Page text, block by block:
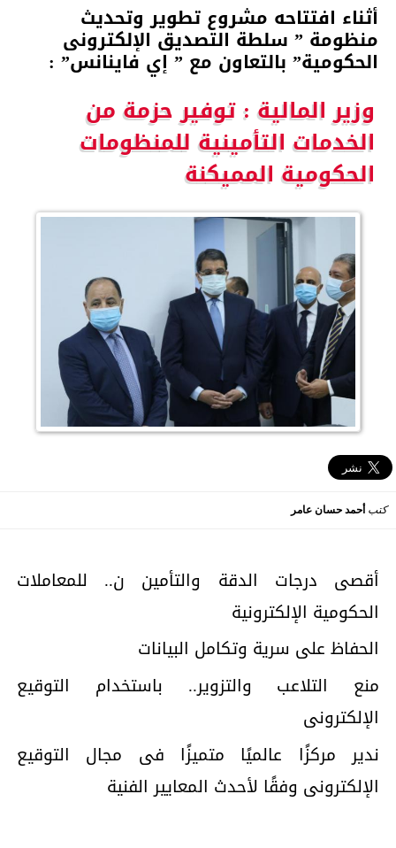
أثناء افتتاحه مشروع تطوير وتحديث
منظومة ” سلطة التصديق الإلكترونى
الحكومية” بالتعاون مع ” إي فاينانس” :
وزير المالية : توفير حزمة من
الخدمات التأمينية للمنظومات
الحكومية المميكنة
كتب أحمد حسان عامر
أقصى درجات الدقة والتأمين ن.. للمعاملات
الحكومية الإلكترونية
الحفاظ على سرية وتكامل البيانات
منع التلاعب والتزوير.. باستخدام التوقيع
الإلكترونى
ندير مركزًا عالميًا متميزًا فى مجال التوقيع
الإلكترونى وفقًا لأحدث المعايير الفنية